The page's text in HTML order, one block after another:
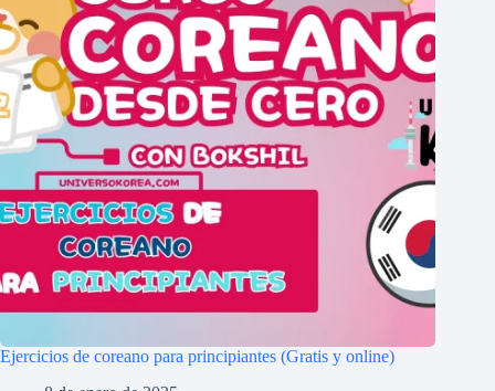
Ejercicios de coreano para principiantes (Gratis y online)